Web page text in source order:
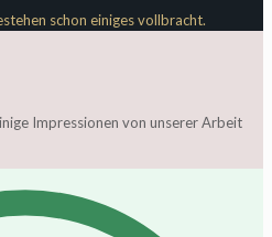
schon einiges vollbracht.
Impressionen von unserer Arbeit